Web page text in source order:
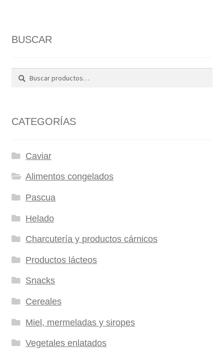
BUSCAR
Buscar
CATEGORÍAS
Caviar
Alimentos congelados
Pascua
Helado
Charcutería y productos cárnicos
Productos lácteos
Snacks
Cereales
Miel, mermeladas y siropes
Vegetales enlatados